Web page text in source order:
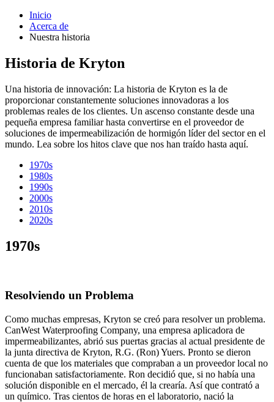
Inicio
Acerca de
Nuestra historia
Historia de Kryton
Una historia de innovación: La historia de Kryton es la de
proporcionar constantemente soluciones innovadoras a los
problemas reales de los clientes. Un ascenso constante desde una
pequeña empresa familiar hasta convertirse en el proveedor de
soluciones de impermeabilización de hormigón líder del sector en el
mundo. Lea sobre los hitos clave que nos han traído hasta aquí.
1970s
1980s
1990s
2000s
2010s
2020s
1970s
Resolviendo un Problema
Como muchas empresas, Kryton se creó para resolver un problema.
CanWest Waterproofing Company, una empresa aplicadora de
impermeabilizantes, abrió sus puertas gracias al actual presidente de
la junta directiva de Kryton, R.G. (Ron) Yuers. Pronto se dieron
cuenta de que los materiales que compraban a un proveedor local no
funcionaban satisfactoriamente. Ron decidió que, si no había una
solución disponible en el mercado, él la crearía. Así que contrató a
un químico. Tras cientos de horas en el laboratorio, nació la